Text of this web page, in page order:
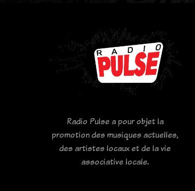
Radio Pulse a pour objet la
promotion des musiques actuelles,
des artistes locaux et de la vie
associative locale.